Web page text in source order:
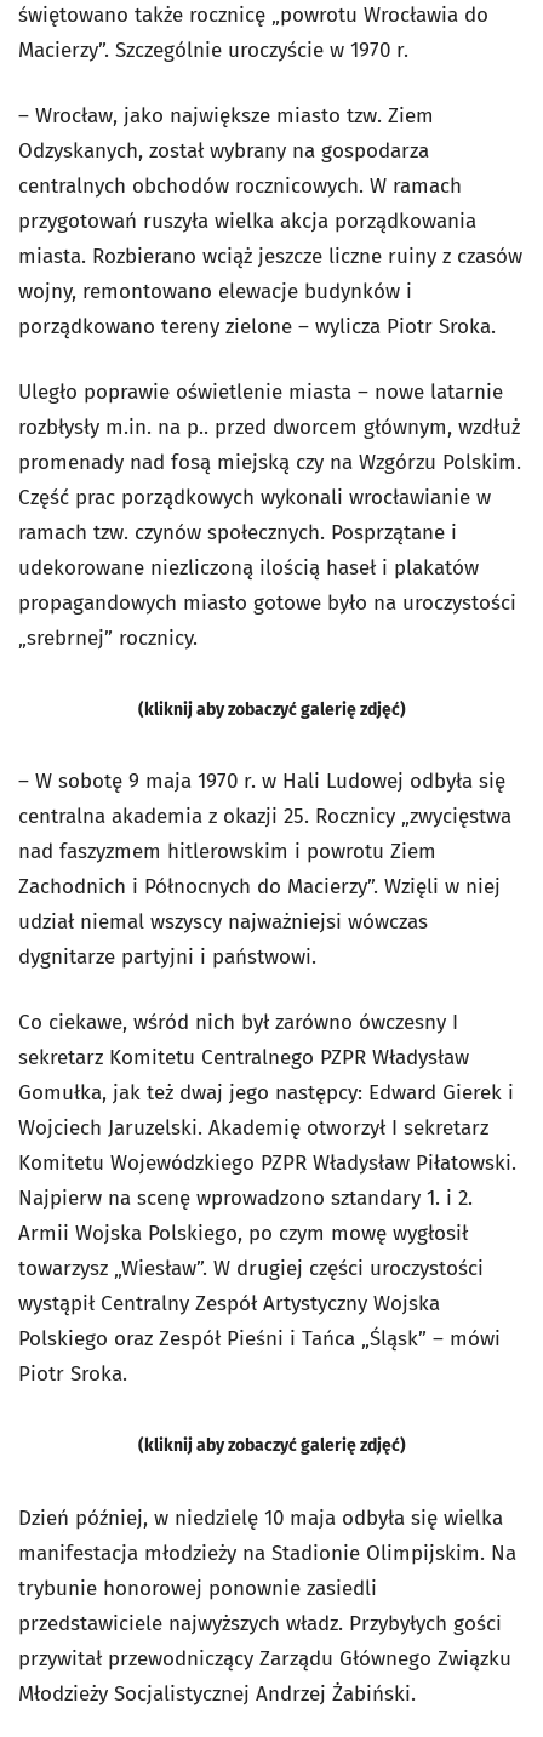
świętowano także rocznicę „powrotu Wrocławia do
Macierzy”. Szczególnie uroczyście w 1970 r.
– Wrocław, jako największe miasto tzw. Ziem
Odzyskanych, został wybrany na gospodarza
centralnych obchodów rocznicowych. W ramach
przygotowań ruszyła wielka akcja porządkowania
miasta. Rozbierano wciąż jeszcze liczne ruiny z czasów
wojny, remontowano elewacje budynków i
porządkowano tereny zielone – wylicza Piotr Sroka.
Uległo poprawie oświetlenie miasta – nowe latarnie
rozbłysły m.in. na p.. przed dworcem głównym, wzdłuż
promenady nad fosą miejską czy na Wzgórzu Polskim.
Część prac porządkowych wykonali wrocławianie w
ramach tzw. czynów społecznych. Posprzątane i
udekorowane niezliczoną ilością haseł i plakatów
propagandowych miasto gotowe było na uroczystości
„srebrnej” rocznicy.
(kliknij aby zobaczyć galerię zdjęć)
– W sobotę 9 maja 1970 r. w Hali Ludowej odbyła się
centralna akademia z okazji 25. Rocznicy „zwycięstwa
nad faszyzmem hitlerowskim i powrotu Ziem
Zachodnich i Północnych do Macierzy”. Wzięli w niej
udział niemal wszyscy najważniejsi wówczas
dygnitarze partyjni i państwowi.
Co ciekawe, wśród nich był zarówno ówczesny I
sekretarz Komitetu Centralnego PZPR Władysław
Gomułka, jak też dwaj jego następcy: Edward Gierek i
Wojciech Jaruzelski. Akademię otworzył I sekretarz
Komitetu Wojewódzkiego PZPR Władysław Piłatowski.
Najpierw na scenę wprowadzono sztandary 1. i 2.
Armii Wojska Polskiego, po czym mowę wygłosił
towarzysz „Wiesław”. W drugiej części uroczystości
wystąpił Centralny Zespół Artystyczny Wojska
Polskiego oraz Zespół Pieśni i Tańca „Śląsk” – mówi
Piotr Sroka.
(kliknij aby zobaczyć galerię zdjęć)
Dzień później, w niedzielę 10 maja odbyła się wielka
manifestacja młodzieży na Stadionie Olimpijskim. Na
trybunie honorowej ponownie zasiedli
przedstawiciele najwyższych władz. Przybyłych gości
przywitał przewodniczący Zarządu Głównego Związku
Młodzieży Socjalistycznej Andrzej Żabiński.